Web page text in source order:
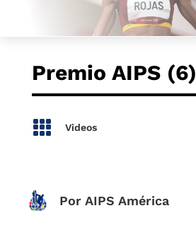
Premio AIPS (6)
 Videos
Por AIPS América